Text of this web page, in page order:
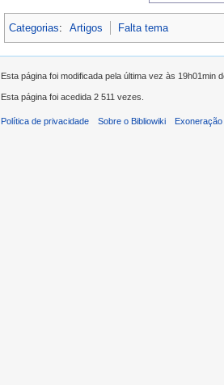
Categorias: Artigos Falta tema
Esta página foi modificada pela última vez às 19h01min
Esta página foi acedida 2 511 vezes.
Política de privacidade Sobre o Bibliowiki